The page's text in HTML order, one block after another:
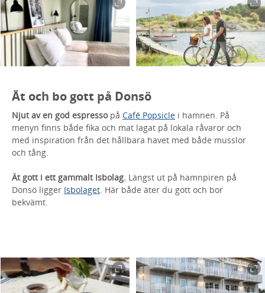
Ät och bo gott på Donsö
Njut av en god espressopå Café Popsicle i hamnen. På
menyn finns både fika och mat lagat på lokala råvaror och
med inspiration från det hållbara havet med både musslor
och tång.
Ät gott i ett gammalt Isbolag. Längst ut på hamnpiren på
Donsö ligger Isbolaget. Här både äter du gott och bor
bekvämt.